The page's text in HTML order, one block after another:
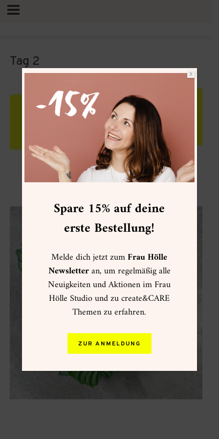
Tag 2
Vertrag widerrufen
Spare 15% auf deine
erste Bestellung!
Melde dich jetzt zumFrau Hölle
Newsletteran, um regelmäßig alle
Neuigkeiten und Aktionen im Frau
Hölle Studio und zu create&CARE
Themen zu erfahren.
ZUR ANMELDUNG
X